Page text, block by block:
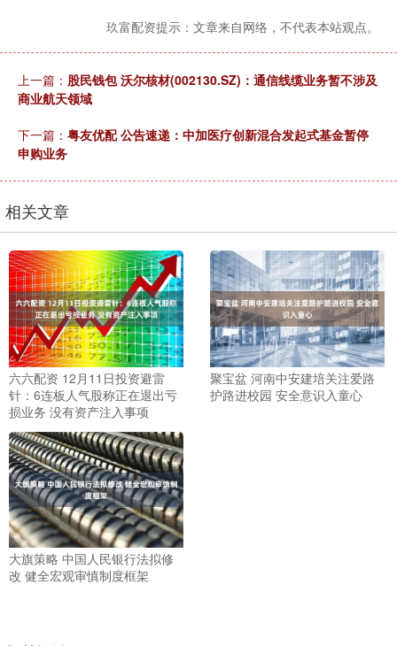
玖富配资提示：文章来自网络，不代表本站观点。
上一篇： 股民钱包 沃尔核材(002130.SZ)：通信线缆业务暂不涉及
商业航天领域
下一篇： 粤友优配 公告速递：中加医疗创新混合发起式基金暂停
申购业务
相关文章
六六配资 12月11日投资避雷
针：6连板人气股称正在退出亏
损业务 没有资产注入事项
聚宝盆 河南中安建培关注爱路
护路进校园 安全意识入童心
大旗策略 中国人民银行法拟修
改 健全宏观审慎制度框架